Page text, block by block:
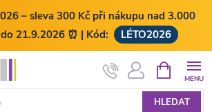
– sleva 300 Kč při nákupu nad 3.000
21.9.2026 ⏰ | Kód:
LÉTO2026
HLEDAT
NÁKUPNÍ
KOŠÍK